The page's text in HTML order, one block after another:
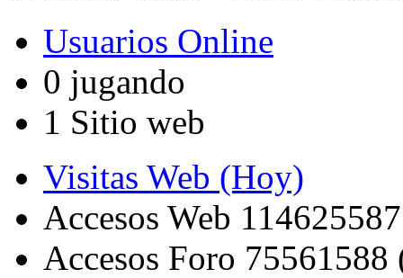
Usuarios Online
0 jugando
1 Sitio web
Visitas Web (Hoy)
Accesos Web
Accesos Foro 75561588